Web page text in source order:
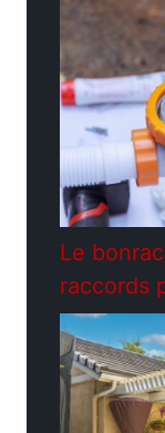
Le
raccords